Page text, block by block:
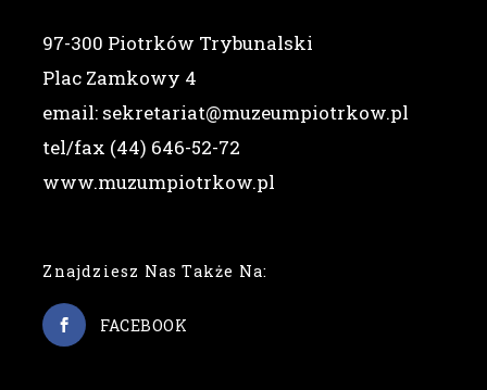
97-300 Piotrków Trybunalski
Plac Zamkowy 4
email: sekretariat@muzeumpiotrkow.pl
tel/fax (44) 646-52-72
www.muzumpiotrkow.pl
Znajdziesz Nas Także Na:
FACEBOOK